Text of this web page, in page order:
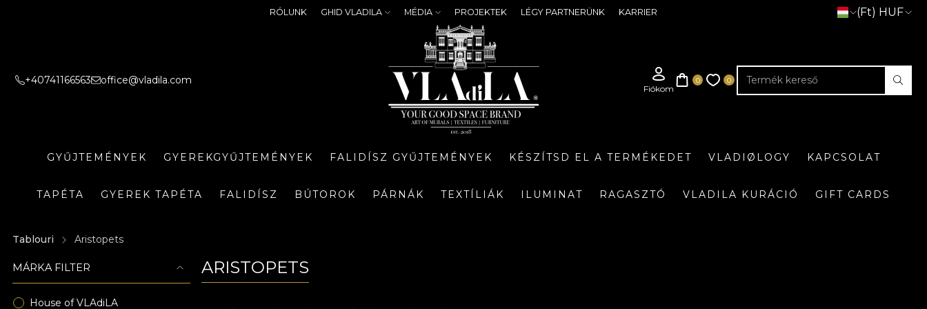
RÓLUNK GHID VLADILA MÉDIA PROJEKTEK LÉGY PARTNERÜNK KARRIER (Ft) HUF
+40741166563 office@vladila.com
GYŰJTEMÉNYEK GYEREKGYŰJTEMÉNYEK FALIDÍSZ GYŰJTEMÉNYEK KÉSZÍTSD EL A TERMÉKEDET VLADIØLOGY KAPCSOLAT
TAPÉTA GYEREK TAPÉTA FALIDÍSZ BÚTOROK PÁRNÁK TEXTÍLIÁK ILUMINAT RAGASZTÓ VLADILA KURÁCIÓ GIFT CARDS
Tablouri Aristopets
MÁRKA FILTER
House of VLAdiLA
ARISTOPETS